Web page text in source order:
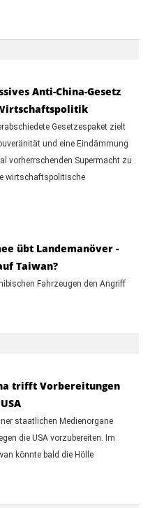
Anti-China-Gesetz
Gesetzespaket zielt
und eine Eindämmung
vorherrschenden Supermacht zu
wirtschaftspolitische
übt Landemanöver -
Taiwan?
Fahrzeugen den Angriff
trifft Vorbereitungen
staatlichen Medienorgane
die USA vorzubereiten. Im
könnte bald die Hölle